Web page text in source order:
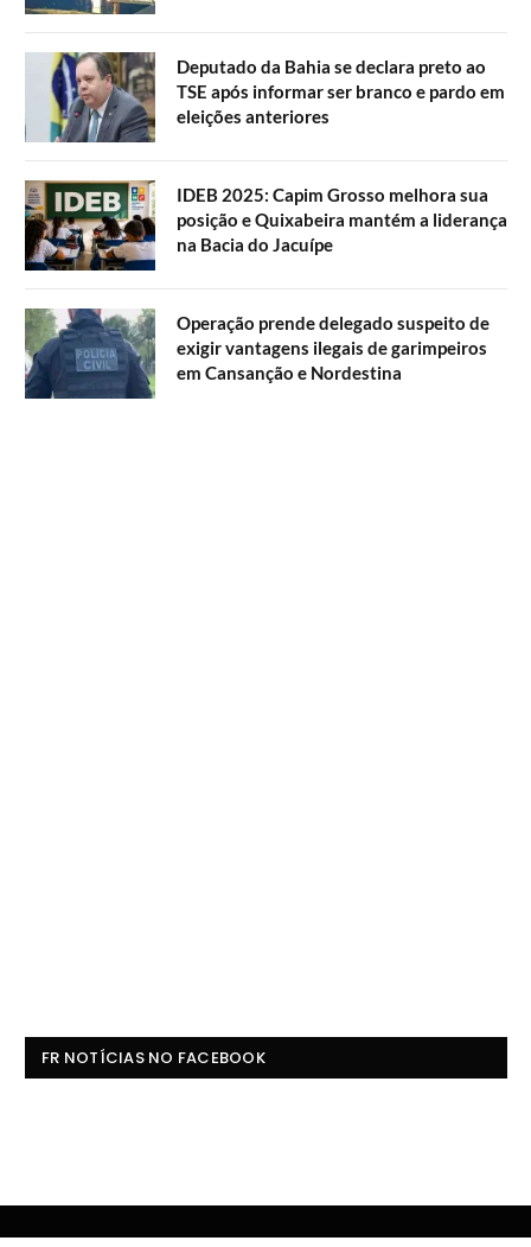
Deputado da Bahia se declara preto ao
TSE após informar ser branco e pardo em
eleições anteriores
IDEB 2025: Capim Grosso melhora sua
posição e Quixabeira mantém a liderança
na Bacia do Jacuípe
Operação prende delegado suspeito de
exigir vantagens ilegais de garimpeiros
em Cansanção e Nordestina
FR NOTÍCIAS NO FACEBOOK